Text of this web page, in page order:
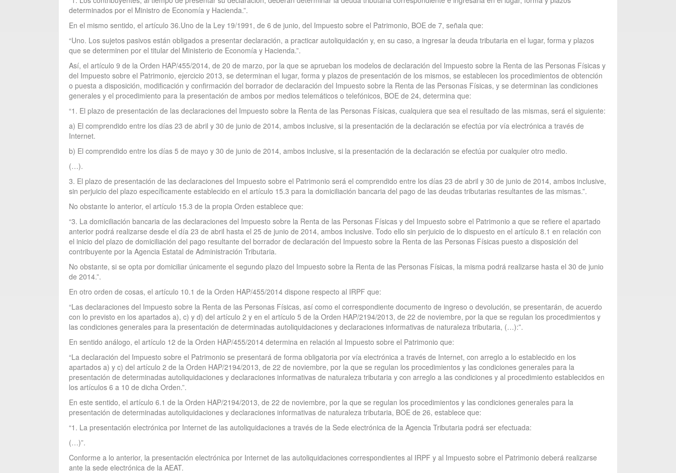
determinados por el Ministro de Economía y Hacienda.”.
En el mismo sentido, el artículo 36.Uno de la Ley 19/1991, de 6 de junio, del Impuesto sobre el Patrimonio, BOE de 7, señala que:
“Uno. Los sujetos pasivos están obligados a presentar declaración, a practicar autoliquidación y, en su caso, a ingresar la deuda tributaria en el lugar, forma y plazos
que se determinen por el titular del Ministerio de Economía y Hacienda.”.
Así, el artículo 9 de la Orden HAP/455/2014, de 20 de marzo, por la que se aprueban los modelos de declaración del Impuesto sobre la Renta de las Personas Físicas y
del Impuesto sobre el Patrimonio, ejercicio 2013, se determinan el lugar, forma y plazos de presentación de los mismos, se establecen los procedimientos de obtención
o puesta a disposición, modificación y confirmación del borrador de declaración del Impuesto sobre la Renta de las Personas Físicas, y se determinan las condiciones
generales y el procedimiento para la presentación de ambos por medios telemáticos o telefónicos, BOE de 24, determina que:
“1. El plazo de presentación de las declaraciones del Impuesto sobre la Renta de las Personas Físicas, cualquiera que sea el resultado de las mismas, será el siguiente:
a) El comprendido entre los días 23 de abril y 30 de junio de 2014, ambos inclusive, si la presentación de la declaración se efectúa por vía electrónica a través de
Internet.
b) El comprendido entre los días 5 de mayo y 30 de junio de 2014, ambos inclusive, si la presentación de la declaración se efectúa por cualquier otro medio.
(…).
3. El plazo de presentación de las declaraciones del Impuesto sobre el Patrimonio será el comprendido entre los días 23 de abril y 30 de junio de 2014, ambos inclusive,
sin perjuicio del plazo específicamente establecido en el artículo 15.3 para la domiciliación bancaria del pago de las deudas tributarias resultantes de las mismas.”.
No obstante lo anterior, el artículo 15.3 de la propia Orden establece que:
“3. La domiciliación bancaria de las declaraciones del Impuesto sobre la Renta de las Personas Físicas y del Impuesto sobre el Patrimonio a que se refiere el apartado
anterior podrá realizarse desde el día 23 de abril hasta el 25 de junio de 2014, ambos inclusive. Todo ello sin perjuicio de lo dispuesto en el artículo 8.1 en relación con
el inicio del plazo de domiciliación del pago resultante del borrador de declaración del Impuesto sobre la Renta de las Personas Físicas puesto a disposición del
contribuyente por la Agencia Estatal de Administración Tributaria.
No obstante, si se opta por domiciliar únicamente el segundo plazo del Impuesto sobre la Renta de las Personas Físicas, la misma podrá realizarse hasta el 30 de junio
de 2014.”.
En otro orden de cosas, el artículo 10.1 de la Orden HAP/455/2014 dispone respecto al IRPF que:
“Las declaraciones del Impuesto sobre la Renta de las Personas Físicas, así como el correspondiente documento de ingreso o devolución, se presentarán, de acuerdo
con lo previsto en los apartados a), c) y d) del artículo 2 y en el artículo 5 de la Orden HAP/2194/2013, de 22 de noviembre, por la que se regulan los procedimientos y
las condiciones generales para la presentación de determinadas autoliquidaciones y declaraciones informativas de naturaleza tributaria, (…):”.
En sentido análogo, el artículo 12 de la Orden HAP/455/2014 determina en relación al Impuesto sobre el Patrimonio que:
“La declaración del Impuesto sobre el Patrimonio se presentará de forma obligatoria por vía electrónica a través de Internet, con arreglo a lo establecido en los
apartados a) y c) del artículo 2 de la Orden HAP/2194/2013, de 22 de noviembre, por la que se regulan los procedimientos y las condiciones generales para la
presentación de determinadas autoliquidaciones y declaraciones informativas de naturaleza tributaria y con arreglo a las condiciones y al procedimiento establecidos en
los artículos 6 a 10 de dicha Orden.”.
En este sentido, el artículo 6.1 de la Orden HAP/2194/2013, de 22 de noviembre, por la que se regulan los procedimientos y las condiciones generales para la
presentación de determinadas autoliquidaciones y declaraciones informativas de naturaleza tributaria, BOE de 26, establece que:
“1. La presentación electrónica por Internet de las autoliquidaciones a través de la Sede electrónica de la Agencia Tributaria podrá ser efectuada:
(…)”.
Conforme a lo anterior, la presentación electrónica por Internet de las autoliquidaciones correspondientes al IRPF y al Impuesto sobre el Patrimonio deberá realizarse
ante la sede electrónica de la AEAT.